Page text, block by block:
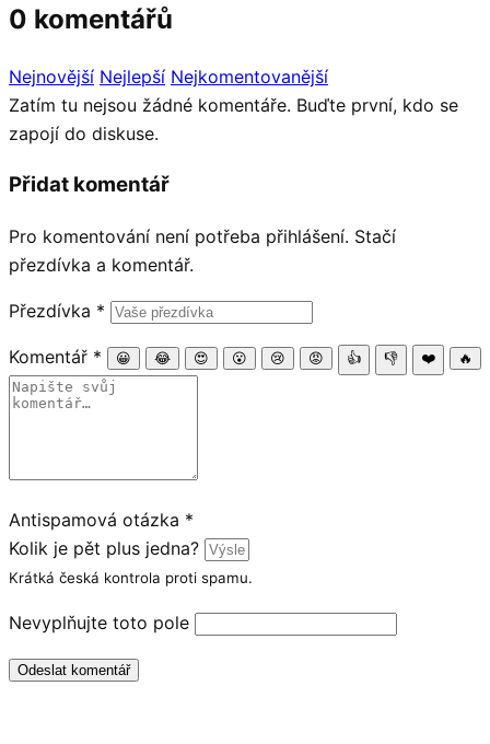
0 komentářů
Nejnovější Nejlepší Nejkomentovanější
Zatím tu nejsou žádné komentáře. Buďte první, kdo se
zapojí do diskuse.
Přidat komentář
Pro komentování není potřeba přihlášení. Stačí
přezdívka a komentář.
Přezdívka *
Komentář * 😀 😂 😍 😮 😢 😡 👍 👎 ❤️ 🔥
Antispamová otázka *
Kolik je pět plus jedna?
Krátká česká kontrola proti spamu.
Nevyplňujte toto pole
Odeslat komentář